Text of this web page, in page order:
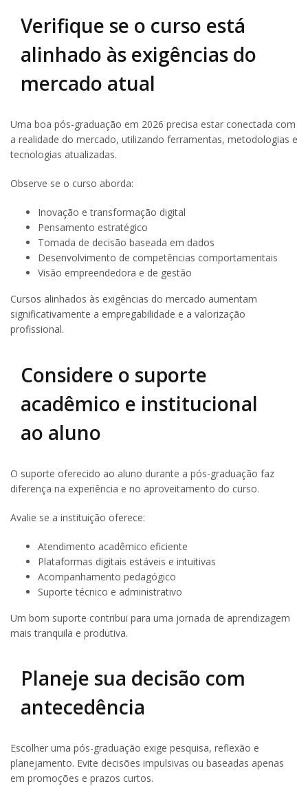
Verifique se o curso está
alinhado às exigências do
mercado atual
Uma boa pós-graduação em 2026 precisa estar conectada com
a realidade do mercado, utilizando ferramentas, metodologias e
tecnologias atualizadas.
Observe se o curso aborda:
Inovação e transformação digital
Pensamento estratégico
Tomada de decisão baseada em dados
Desenvolvimento de competências comportamentais
Visão empreendedora e de gestão
Cursos alinhados às exigências do mercado aumentam
significativamente a empregabilidade e a valorização
profissional.
Considere o suporte
acadêmico e institucional
ao aluno
O suporte oferecido ao aluno durante a pós-graduação faz
diferença na experiência e no aproveitamento do curso.
Avalie se a instituição oferece:
Atendimento acadêmico eficiente
Plataformas digitais estáveis e intuitivas
Acompanhamento pedagógico
Suporte técnico e administrativo
Um bom suporte contribui para uma jornada de aprendizagem
mais tranquila e produtiva.
Planeje sua decisão com
antecedência
Escolher uma pós-graduação exige pesquisa, reflexão e
planejamento. Evite decisões impulsivas ou baseadas apenas
em promoções e prazos curtos.